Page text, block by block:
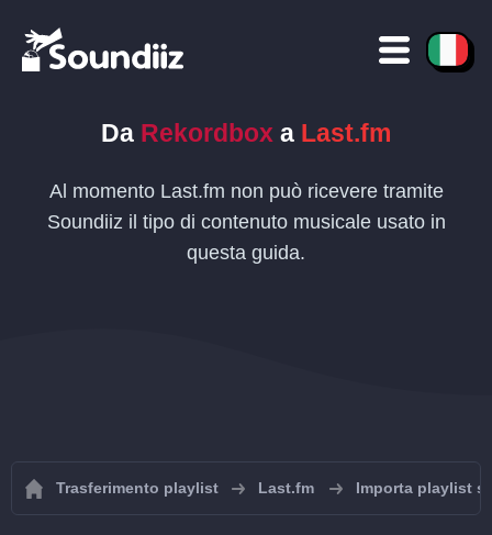
Da Rekordbox a Last.fm
Al momento Last.fm non può ricevere tramite
Soundiiz il tipo di contenuto musicale usato in
questa guida.
Trasferimento playlist Last.fm Importa playlist